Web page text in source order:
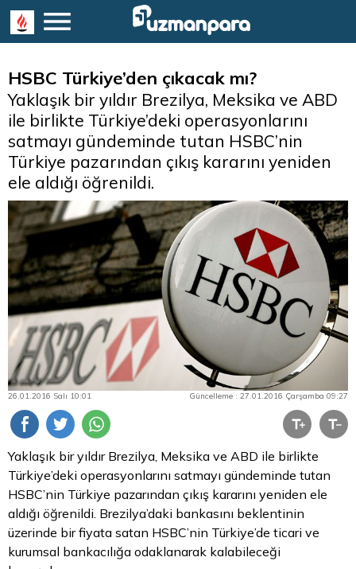
HSBC Türkiye’den çıkacak mı?
Yaklaşık bir yıldır Brezilya, Meksika ve ABD
ile birlikte Türkiye’deki operasyonlarını
satmayı gündeminde tutan HSBC’nin
Türkiye pazarından çıkış kararını yeniden
ele aldığı öğrenildi.
26.01.2016 Salı 10:01 Güncelleme : 27.01.2016 Çarşamba 09:27
Yaklaşık bir yıldır Brezilya, Meksika ve ABD ile birlikte
Türkiye’deki operasyonlarını satmayı gündeminde tutan
HSBC’nin Türkiye pazarından çıkış kararını yeniden ele
aldığı öğrenildi. Brezilya’daki bankasını beklentinin
üzerinde bir fiyata satan HSBC’nin Türkiye’de ticari ve
kurumsal bankacılığa odaklanarak kalabileceği